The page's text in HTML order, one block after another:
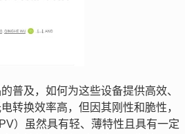
普及，如何为这些设备提供高效、
转换效率高，但因其刚性和脆性，
）虽然具有轻、薄特性且具有一定